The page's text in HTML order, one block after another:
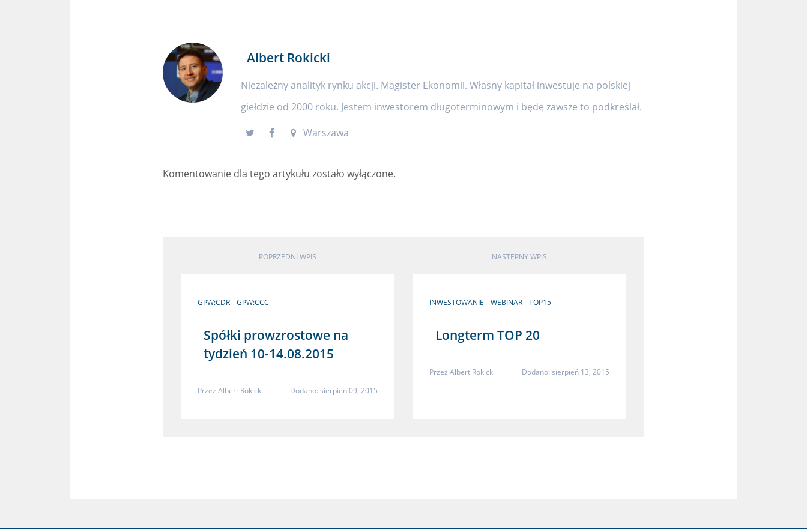
Albert Rokicki
Niezależny analityk rynku akcji. Magister Ekonomii. Własny kapitał inwestuje na polskiej
giełdzie od 2000 roku. Jestem inwestorem długoterminowym i będę zawsze to podkreślał.
Warszawa
Komentowanie dla tego artykułu zostało wyłączone.
POPRZEDNI WPIS
GPW:CDR GPW:CCC
Spółki prowzrostowe na
tydzień 10-14.08.2015
Przez Albert Rokicki Dodano: sierpień 09, 2015
NASTĘPNY WPIS
INWESTOWANIE WEBINAR TOP15
Longterm TOP 20
Przez Albert Rokicki Dodano: sierpień 13, 2015